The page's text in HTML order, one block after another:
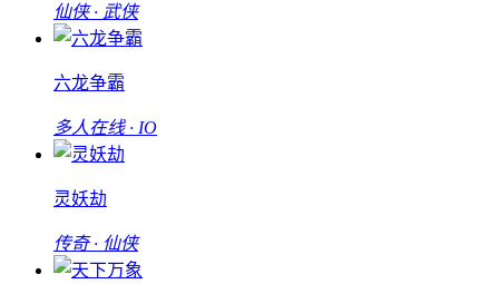
仙侠 · 武侠
六龙争霸
多人在线 · IO
灵妖劫
传奇 · 仙侠